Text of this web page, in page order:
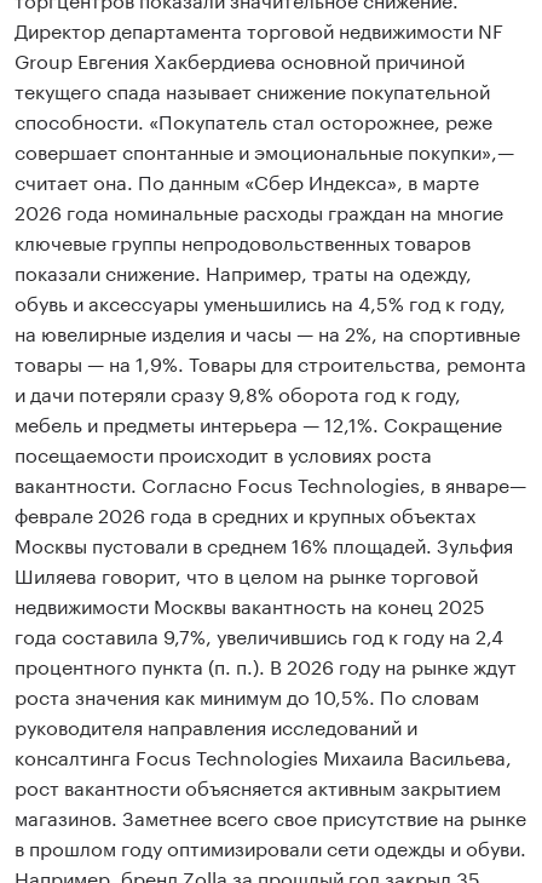
Директор департамента торговой недвижимости NF
Group Евгения Хакбердиева основной причиной
текущего спада называет снижение покупательной
способности. «Покупатель стал осторожнее, реже
совершает спонтанные и эмоциональные покупки»,—
считает она. По данным «Сбер Индекса», в марте
2026 года номинальные расходы граждан на многие
ключевые группы непродовольственных товаров
показали снижение. Например, траты на одежду,
обувь и аксессуары уменьшились на 4,5% год к году,
на ювелирные изделия и часы — на 2%, на спортивные
товары — на 1,9%. Товары для строительства, ремонта
и дачи потеряли сразу 9,8% оборота год к году,
мебель и предметы интерьера — 12,1%. Сокращение
посещаемости происходит в условиях роста
вакантности. Согласно Focus Technologies, в январе—
феврале 2026 года в средних и крупных объектах
Москвы пустовали в среднем 16% площадей. Зульфия
Шиляева говорит, что в целом на рынке торговой
недвижимости Москвы вакантность на конец 2025
года составила 9,7%, увеличившись год к году на 2,4
процентного пункта (п. п.). В 2026 году на рынке ждут
роста значения как минимум до 10,5%. По словам
руководителя направления исследований и
консалтинга Focus Technologies Михаила Васильева,
рост вакантности объясняется активным закрытием
магазинов. Заметнее всего свое присутствие на рынке
в прошлом году оптимизировали сети одежды и обуви.
Например, бренд Zolla за прошлый год закрыл 35